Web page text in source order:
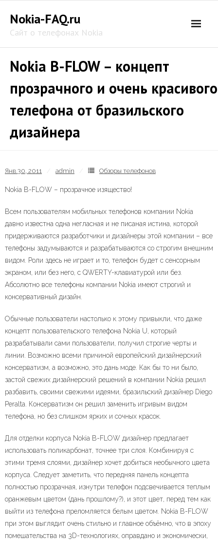
content
Nokia-FAQ.ru
Сайт о телефонах Nokia
Nokia B-FLOW – концепт
прозрачного и очень красивого
телефона от бразильского
дизайнера
Янв 30, 2011 admin Обзоры телефонов
Nokia B-FLOW – прозрачное изящество!
Всем пользователям мобильных телефонов компании Nokia
давно известна одна негласная и не писаная истина, которой
придерживаются разработчики и дизайнеры этой компании – все
телефоны задумываются и разрабатываются со строгим внешним
видом. Роли здесь не играет и то, телефон будет с сенсорным
экраном, или без него, с QWERTY-клавиатурой или без.
Абсолютно все телефоны компании Nokia имеют строгий и
консервативный дизайн.
Обычные пользователи настолько к этому привыкли, что даже
концепт пользовательского телефона Nokia U, который
разрабатывали сами пользователи, получил строгие черты и
линии. Возможно всеми причиной европейский дизайнерский
консерватизм, а возможно, это дань моде. Как бы то ни было,
застой свежих дизайнерский решений в компании Nokia решил
разбавить, своими свежими идеями, бразильский дизайнер Diego
Peralta. Консерватизм он решил заменить игривым видом
телефона, но без слишком ярких и сочных красок.
Для отделки корпуса Nokia B-FLOW дизайнер предлагает
использовать поликарбонат, точнее три слоя. Комбинируя с
этими тремя слоями, дизайнер хочет добиться необычного цвета
корпуса. Следует заметить, что передняя панель концепта
полностью прозрачная, изнутри телефон подсвечивается теплым
оранжевым цветом (дань прошлому?), и этот цвет, перед тем как
выйти из телефона преломляется белым цветом. Nokia B-FLOW
при этом выглядит очень стильно и главное объёмно, что в эпоху
помешательства на 3D-технологиях, оправдано и экономически,